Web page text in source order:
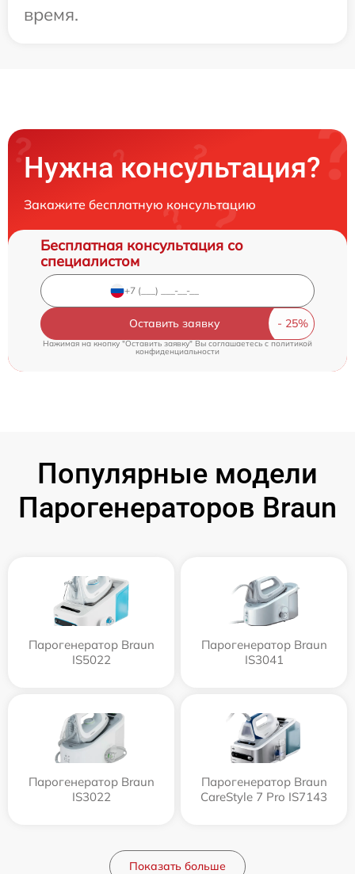
время.
Нужна консультация?
Закажите бесплатную консультацию
Бесплатная консультация со
специалистом
Оставить заявку
Нажимая на кнопку "Оставить заявку" Вы соглашаетесь cполитикой
конфиденциальности
Популярные модели
Парогенераторов Braun
Парогенератор Braun
IS5022
Парогенератор Braun
IS3041
Парогенератор Braun
IS3022
Парогенератор Braun
CareStyle 7 Pro IS7143
Показать больше